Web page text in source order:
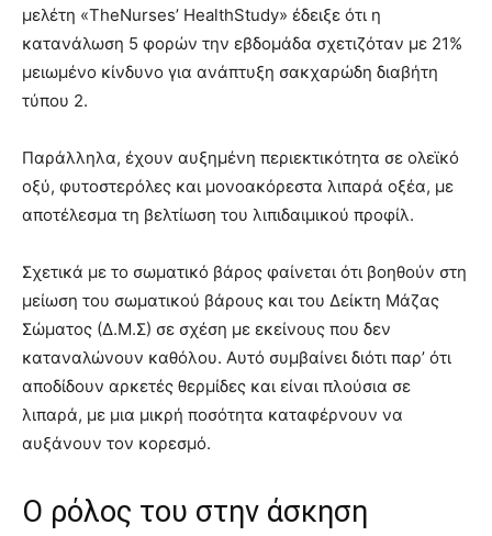
μελέτη «TheNurses’ HealthStudy» έδειξε ότι η
κατανάλωση 5 φορών την εβδομάδα σχετιζόταν με 21%
μειωμένο κίνδυνο για ανάπτυξη σακχαρώδη διαβήτη
τύπου 2.
Παράλληλα, έχουν αυξημένη περιεκτικότητα σε ολεϊκό
οξύ, φυτοστερόλες και μονοακόρεστα λιπαρά οξέα, με
αποτέλεσμα τη βελτίωση του λιπιδαιμικού προφίλ.
Σχετικά με το σωματικό βάρος φαίνεται ότι βοηθούν στη
μείωση του σωματικού βάρους και του Δείκτη Μάζας
Σώματος (Δ.Μ.Σ) σε σχέση με εκείνους που δεν
καταναλώνουν καθόλου. Αυτό συμβαίνει διότι παρ’ ότι
αποδίδουν αρκετές θερμίδες και είναι πλούσια σε
λιπαρά, με μια μικρή ποσότητα καταφέρνουν να
αυξάνουν τον κορεσμό.
Ο ρόλος του στην άσκηση